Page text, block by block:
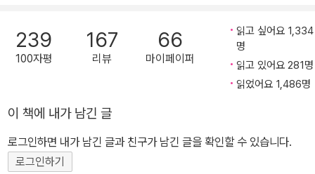
나 다치면서 살아간다. 우리가 할 수 있고 해야 하는 일은 세상의 그
어떤 날카로운 모서리에 부딪쳐도 치명상을 입지 않을 내면의 힘, 상
처받아도 스스로 치유할 수 있는 정신적 정서적 능력을 기르는 것이
다. 그 힘과 능력은 인생이 살 만한 가치가 있다는 확신, 사는 방법을
스스로 찾으려는 의지에서 나온다. 그렇게 자신의 인격적 존엄과 인
처를 치유할 수 있으며 타인의 아픔을 위로할 수 있다.(p.56) ‘왜 자
살하지 않는가?’ 카뮈의 질문에 나는 대답한다. 가슴이 설레어 잠을
239
100자평
167
리뷰
66
마이페이퍼
읽고 싶어요 1,334
명
읽고 있어요 281명
읽었어요 1,486명
이 책에 내가 남긴 글
로그인하면 내가 남긴 글과 친구가 남긴 글을 확인할 수 있습니다.
로그인하기